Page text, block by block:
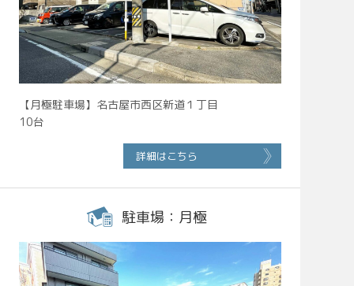
【月極駐車場】名古屋市西区新道１丁目
10台
詳細はこちら
駐車場：月極